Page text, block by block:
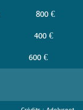
800 €
400 €
600 €